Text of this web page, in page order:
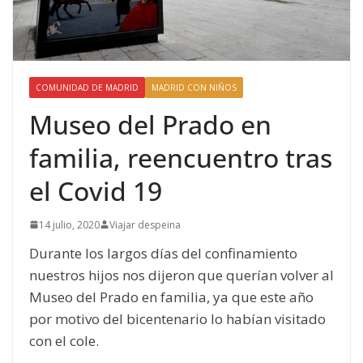
COMUNIDAD DE MADRID MADRID CON NIÑOS
Museo del Prado en
familia, reencuentro tras
el Covid 19
14 julio, 2020 Viajar despeina
Durante los largos días del confinamiento
nuestros hijos nos dijeron que querían volver al
Museo del Prado en familia, ya que este año
por motivo del bicentenario lo habían visitado
con el cole.